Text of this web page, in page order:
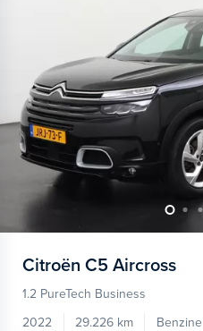
Citroën C5 Aircross
1.2 PureTech Business
2022
29.226 km Benzine